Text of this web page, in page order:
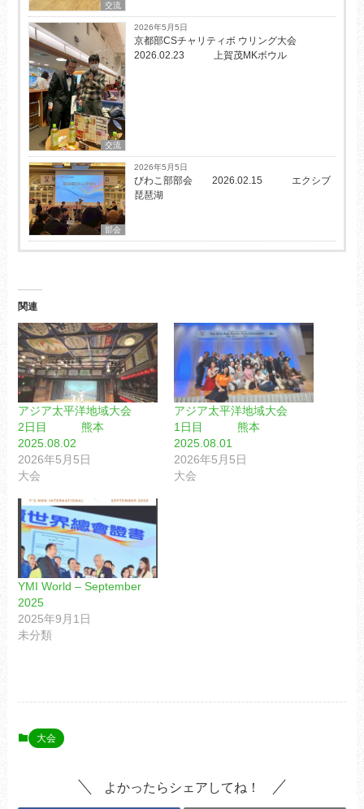
交流
交流
2026年5月5日
京都部CSチャリティボ ウリング大会
2026.02.23 上賀茂MKボウル
部会
2026年5月5日
びわこ部部会 2026.02.15 エクシブ
琵琶湖
関連
アジア太平洋地域大会
2日目 熊本
2025.08.02
2026年5月5日
大会
アジア太平洋地域大会
1日目 熊本
2025.08.01
2026年5月5日
大会
YMI World – September
2025
2025年9月1日
未分類
大会
よかったらシェアしてね！